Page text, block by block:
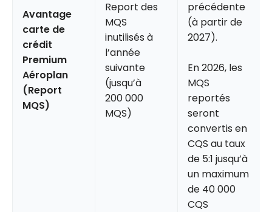
Avantage
carte de
crédit
Premium
Aéroplan
(Report
MQS)
Report des
MQS
inutilisés à
l’année
suivante
(jusqu’à
200 000
MQS)
précédente
(à partir de
2027).
En 2026, les
MQS
reportés
seront
convertis en
CQS au taux
de 5:1 jusqu’à
un maximum
de 40 000
CQS